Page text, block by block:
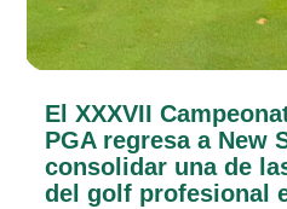
El XXXVII
PGA regresa a New
consolidar una de
del golf profesional